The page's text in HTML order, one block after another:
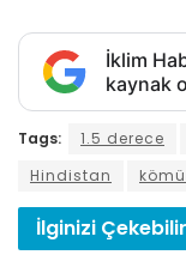
İklim
kaynak
Tags: 1.5 derece
Hindistan
İlginizi Çekebilir